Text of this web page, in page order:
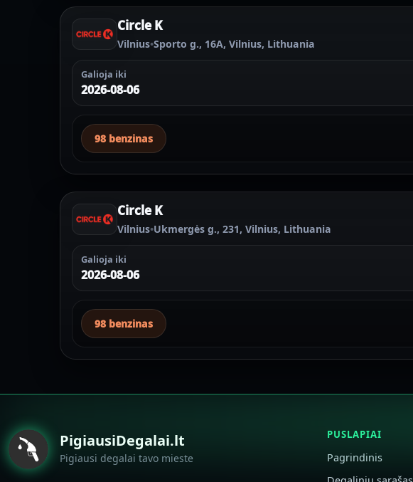
Circle K
Vilnius•Sporto g., 16A, Vilnius, Lithuania
Galioja iki
2026-08-06
98 benzinas
Circle K
Vilnius•Ukmergės g., 231, Vilnius, Lithuania
Galioja iki
2026-08-06
98 benzinas
PigiausiDegalai.lt
Pigiausi degalai tavo mieste
PUSLAPIAI
Pagrindinis